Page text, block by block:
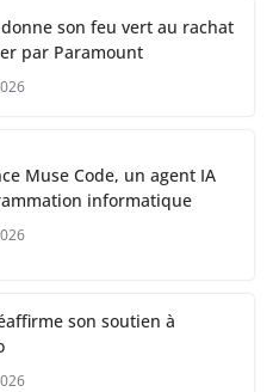
son feu vert au rachat
par Paramount
Muse Code, un agent IA
informatique
son soutien à